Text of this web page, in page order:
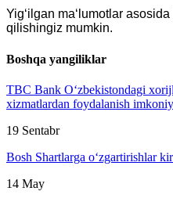
Yigʻilgan maʻlumotlar
qilishingiz mumkin.
Boshqa yangiliklar
TBC Bank O‘zbekistondagi
xizmatlardan foydalanish
19 Sentabr
Bosh Shartlarga o‘zgartirishlar
14 May